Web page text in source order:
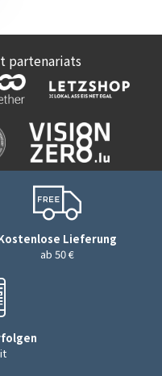
partenariats
Lieferung
ab 50 €